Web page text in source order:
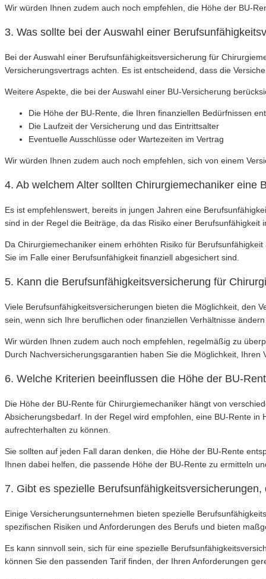
Wir würden Ihnen zudem auch noch empfehlen, die Höhe der BU-
3. Was sollte bei der Auswahl einer
Bei der Auswahl einer Berufsunfähigkeitsversicherung für
Versicherungsvertrags achten. Es ist entscheidend, dass die
Weitere Aspekte, die bei der Auswahl einer BU-Versicherung
Die Höhe der BU-Rente, die Ihren finanziellen Bedürfnissen
Die Laufzeit der Versicherung und das Eintrittsalter
Eventuelle Ausschlüsse oder Wartezeiten im Vertrag
Wir würden Ihnen zudem auch noch empfehlen, sich von einem
4. Ab welchem Alter sollten Chirurgiemechaniker eine
Es ist empfehlenswert, bereits in jungen Jahren eine
sind in der Regel die Beiträge, da das Risiko einer
Da Chirurgiemechaniker einem erhöhten Risiko für
Sie im Falle einer Berufsunfähigkeit finanziell abgesichert sind.
5. Kann die Berufsunfähigkeitsversicherung für
Viele Berufsunfähigkeitsversicherungen bieten die Möglichkeit, den
sein, wenn sich Ihre beruflichen oder finanziellen Verhältnisse
Wir würden Ihnen zudem auch noch empfehlen, regelmäßig zu
Durch Nachversicherungsgarantien haben Sie die Möglichkeit,
6. Welche Kriterien beeinflussen die Höhe der BU-
Die Höhe der BU-Rente für Chirurgiemechaniker hängt von
Absicherungsbedarf. In der Regel wird empfohlen, eine BU-Rente
aufrechterhalten zu können.
Sie sollten auf jeden Fall daran denken, die Höhe der BU-Rente
Ihnen dabei helfen, die passende Höhe der BU-Rente zu ermitteln
7. Gibt es spezielle
Einige Versicherungsunternehmen bieten spezielle
spezifischen Risiken und Anforderungen des Berufs und bieten
Es kann sinnvoll sein, sich für eine spezielle
können Sie den passenden Tarif finden, der Ihren Anforderungen